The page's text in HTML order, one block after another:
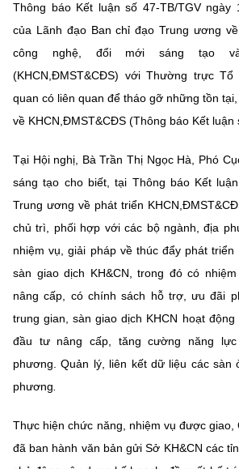
Tiêu chuẩn, đo lường, chất lượng
Năng lượng nguyên tử
Chuyển đổi số
Bưu chính, Viễn thông
Tiêu chuẩn, đo lường, chất lượng
Năng lượng nguyên tử
THƯ ĐIỆN TỬ
Khác
Videos
Infographic
Ảnh
Voice
Nhiệm vụ trọng tâm
Chọn ngôn ngữ
Vietnamese
Điều khoản sử dụng Theo dõi MST:
Thông báo Kết luận số 47-TB/TGV ngày
của Lãnh đạo Ban chỉ đạo Trung ương
công nghệ, đổi mới sáng tạo
(KHCN,ĐMST&CĐS) với Thường trực
quan có liên quan để tháo gỡ những tồn
về KHCN,ĐMST&CĐS (Thông báo Kết luận
Tại Hội nghị, Bà Trần Thị Ngọc Hà, Phó
sáng tạo cho biết, tại Thông báo Kết
Trung ương về phát triển
chủ trì, phối hợp với các bộ ngành, địa
nhiệm vụ, giải pháp về thúc đẩy phát triển
sàn giao dịch KH&CN, trong đó có
nâng cấp, có chính sách hỗ trợ, ưu đãi
trung gian, sàn giao dịch KHCN hoạt
đầu tư nâng cấp, tăng cường năng
phương. Quản lý, liên kết dữ liệu các sàn
phương
Thực hiện chức năng, nhiệm vụ được
đã ban hành văn bản gửi Sở KH&CN các